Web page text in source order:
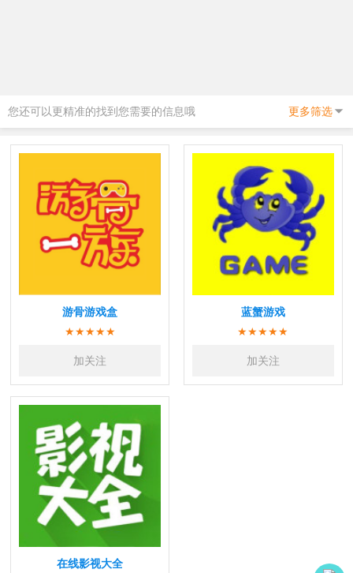
您还可以更精准的找到您需要的信息哦 更多筛选
游骨游戏盒
★★★★★
加关注
蓝蟹游戏
★★★★★
加关注
在线影视大全